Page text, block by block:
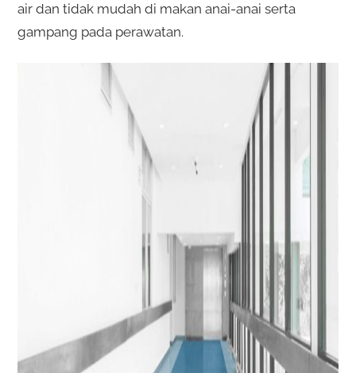
air dan tidak mudah di makan anai-anai serta
gampang pada perawatan.